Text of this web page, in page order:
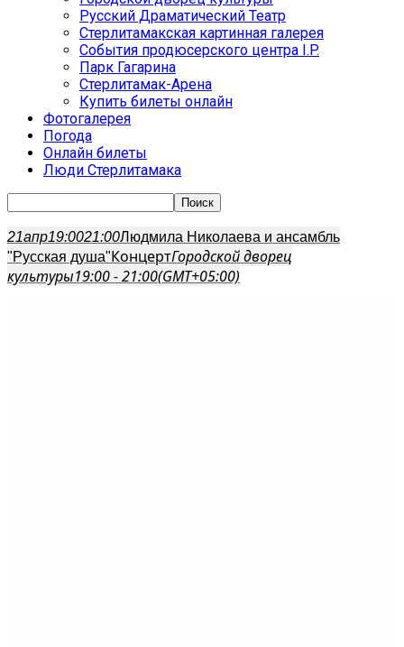
Русский Драматический Театр
Стерлитамакская картинная галерея
События продюсерского центра I.P.
Парк Гагарина
Стерлитамак-Арена
Купить билеты онлайн
Фотогалерея
Погода
Онлайн билеты
Люди Стерлитамака
21апр19:0021:00Людмила Николаева и ансамбль
"Русская душа"КонцертГородской дворец
культуры19:00 - 21:00(GMT+05:00)